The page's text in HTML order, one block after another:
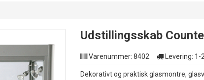
Udstillingsskab
Varenummer: 8402 Levering: 1-
Dekorativt og praktisk glasmontre,